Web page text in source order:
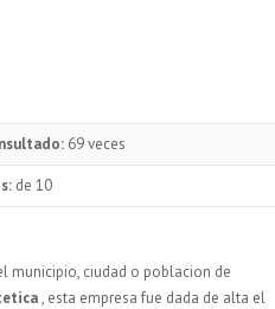
69 veces
de 10
municipio, ciudad o poblacion de
, esta empresa fue dada de alta el